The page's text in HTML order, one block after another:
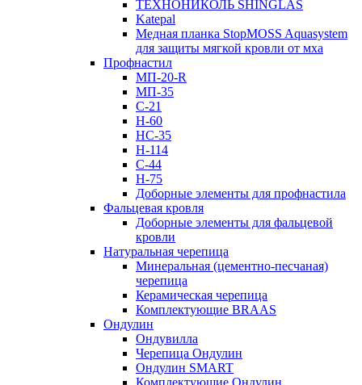
ТЕХНОНИКОЛЬ SHINGLAS
Katepal
Медная планка StopMOSS Aquasystem
для защиты мягкой кровли от мха
Профнастил
МП-20-R
МП-35
С-21
Н-60
НС-35
Н-114
С-44
Н-75
Доборные элементы для профнастила
Фальцевая кровля
Доборные элементы для фальцевой
кровли
Натуральная черепица
Минеральная (цементно-песчаная)
черепица
Керамическая черепица
Комплектующие BRAAS
Ондулин
Ондувилла
Черепица Ондулин
Ондулин SMART
Комплектующие Ондулин